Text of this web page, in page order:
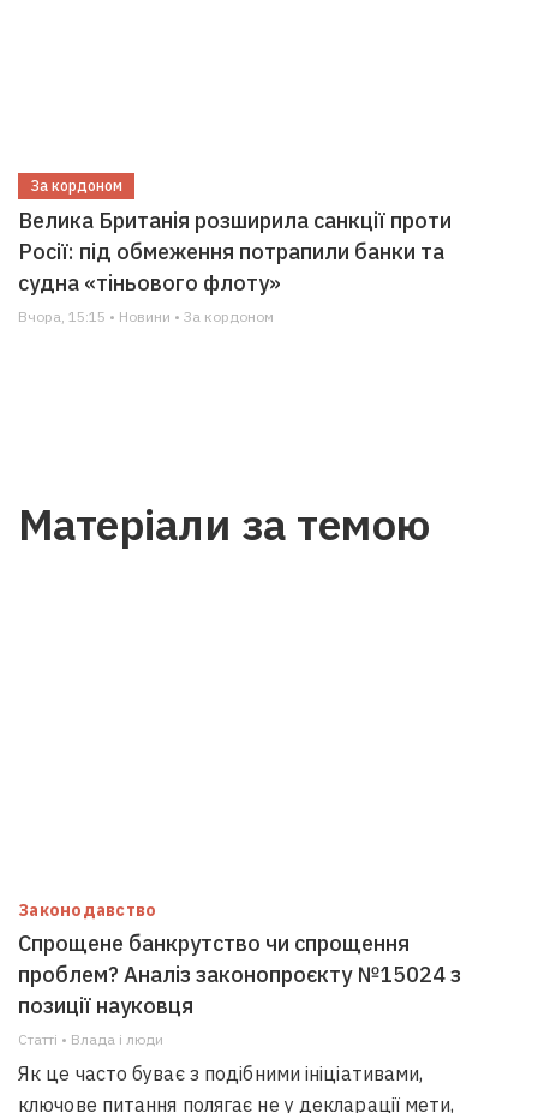
За кордоном
Велика Британія розширила санкції проти
Росії: під обмеження потрапили банки та
судна «тіньового флоту»
Вчора, 15:15 • Новини • За кордоном
Матеріали за темою
Законодавство
Спрощене банкрутство чи спрощення
проблем? Аналіз законопроєкту №15024 з
позиції науковця
Статті • Влада i люди
Як це часто буває з подібними ініціативами,
ключове питання полягає не у декларації мети,